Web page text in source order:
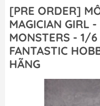
[PRE ORDER]
MAGICIAN GIRL
MONSTERS - 1/
FANTASTIC
HÃNG